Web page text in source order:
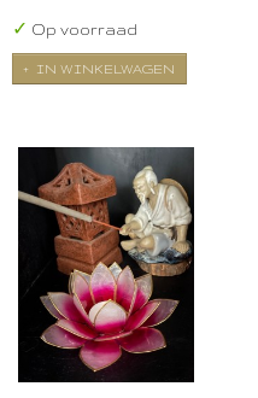
✓ Op voorraad
IN WINKELWAGEN